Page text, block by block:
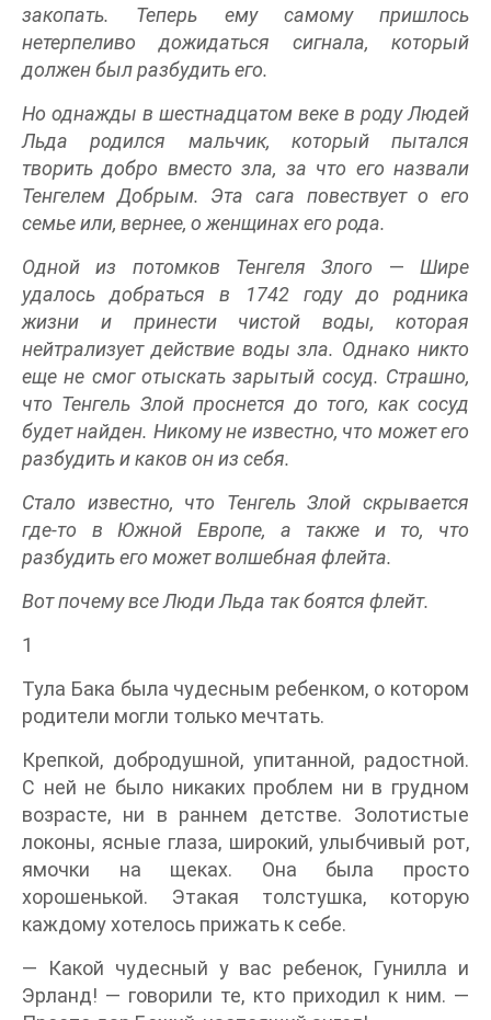
закопать. Теперь ему самому пришлось
нетерпеливо дожидаться сигнала, который
должен был разбудить его.
Но однажды в шестнадцатом веке в роду Людей
Льда родился мальчик, который пытался
творить добро вместо зла, за что его назвали
Тенгелем Добрым. Эта сага повествует о его
семье или, вернее, о женщинах его рода.
Одной из потомков Тенгеля Злого — Шире
удалось добраться в 1742 году до родника
жизни и принести чистой воды, которая
нейтрализует действие воды зла. Однако никто
еще не смог отыскать зарытый сосуд. Страшно,
что Тенгель Злой проснется до того, как сосуд
будет найден. Никому не известно, что может его
разбудить и каков он из себя.
Стало известно, что Тенгель Злой скрывается
где-то в Южной Европе, а также и то, что
разбудить его может волшебная флейта.
Вот почему все Люди Льда так боятся флейт.
1
Тула Бака была чудесным ребенком, о котором
родители могли только мечтать.
Крепкой, добродушной, упитанной, радостной.
С ней не было никаких проблем ни в грудном
возрасте, ни в раннем детстве. Золотистые
локоны, ясные глаза, широкий, улыбчивый рот,
ямочки на щеках. Она была просто
хорошенькой. Этакая толстушка, которую
каждому хотелось прижать к себе.
— Какой чудесный у вас ребенок, Гунилла и
Эрланд! — говорили те, кто приходил к ним. —